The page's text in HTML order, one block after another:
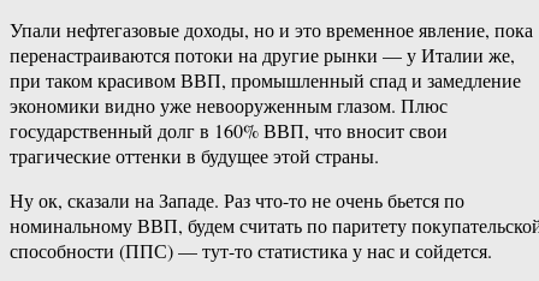
Упали нефтегазовые доходы, но и это временное явление, пока
перенастраиваются потоки на другие рынки — у Италии же,
при таком красивом ВВП, промышленный спад и замедление
экономики видно уже невооруженным глазом. Плюс
государственный долг в 160% ВВП, что вносит свои
трагические оттенки в будущее этой страны.
Ну ок, сказали на Западе. Раз что-то не очень бьется по
номинальному ВВП, будем считать по паритету
способности (ППС) — тут-то статистика у нас и сойдется.